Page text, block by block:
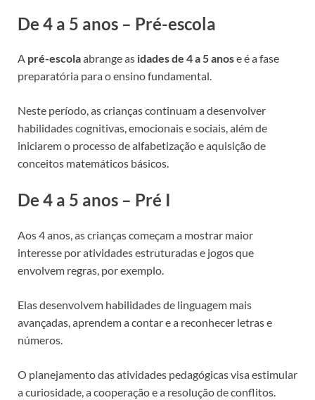
De 4 a 5 anos – Pré-escola
A pré-escolaabrange as idades de 4 a 5 anose é a fase
preparatória para o ensino fundamental.
Neste período, as crianças continuam a desenvolver
habilidades cognitivas, emocionais e sociais, além de
iniciarem o processo de alfabetização e aquisição de
conceitos matemáticos básicos.
De 4 a 5 anos – Pré I
Aos 4 anos, as crianças começam a mostrar maior
interesse por atividades estruturadas e jogos que
envolvem regras, por exemplo.
Elas desenvolvem habilidades de linguagem mais
avançadas, aprendem a contar e a reconhecer letras e
números.
O planejamento das atividades pedagógicas visa estimular
a curiosidade, a cooperação e a resolução de conflitos.